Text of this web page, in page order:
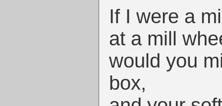
If I were a
at a mill
would you
box,